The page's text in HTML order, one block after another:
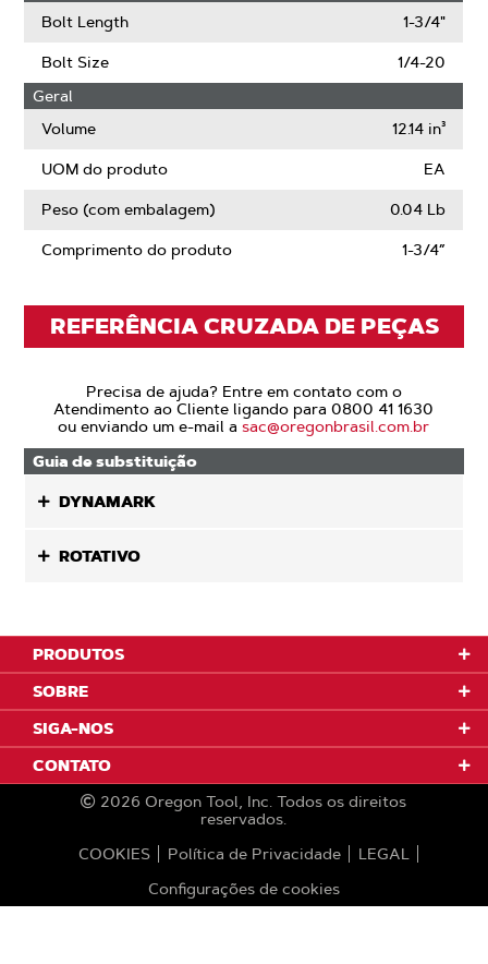
Bolt Length
1-3/4"
Bolt Size
1/4-20
Geral
Volume
12.14 in³
UOM do produto EA
Peso (com embalagem) 0.04 Lb
Comprimento do produto 1-3/4”
REFERÊNCIA CRUZADA DE PEÇAS
Precisa de ajuda? Entre em contato com o
Atendimento ao Cliente ligando para 0800 41 1630
ou enviando um e-mail asac@oregonbrasil.com.br
Guia de substituição
DYNAMARK
ROTATIVO
PRODUTOS
SOBRE
SIGA-NOS
CONTATO
2026 Oregon Tool, Inc. Todos os direitos
reservados.
COOKIES
Política de Privacidade
LEGAL
Configurações de cookies